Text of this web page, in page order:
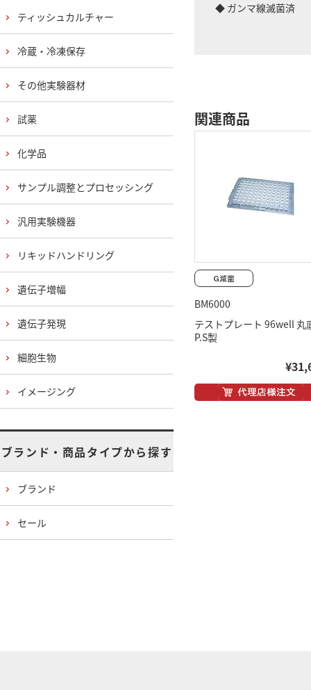
◆ ガンマ線滅菌済
関連商品
BM6000
テストプレート 96well 丸
P.S製
ティッシュカルチャー
冷蔵・冷凍保存
その他実験器材
試薬
化学品
サンプル調整とプロセッシング
汎用実験機器
リキッドハンドリング
遺伝子増幅
遺伝子発現
細胞生物
イメージング
ブランド・商品タイプから探す
ブランド
セール